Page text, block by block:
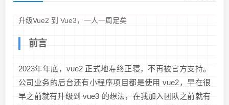
升级Vue2 到 Vue3，一人一周足矣
前言
2023年年底，vue2 正式地寿终正寝，不再被官方支持。
公司业务的后台还有小程序项目都是使用 vue2，早在很
早之前就有升级到 vue3 的想法，在我加入团队之前就有